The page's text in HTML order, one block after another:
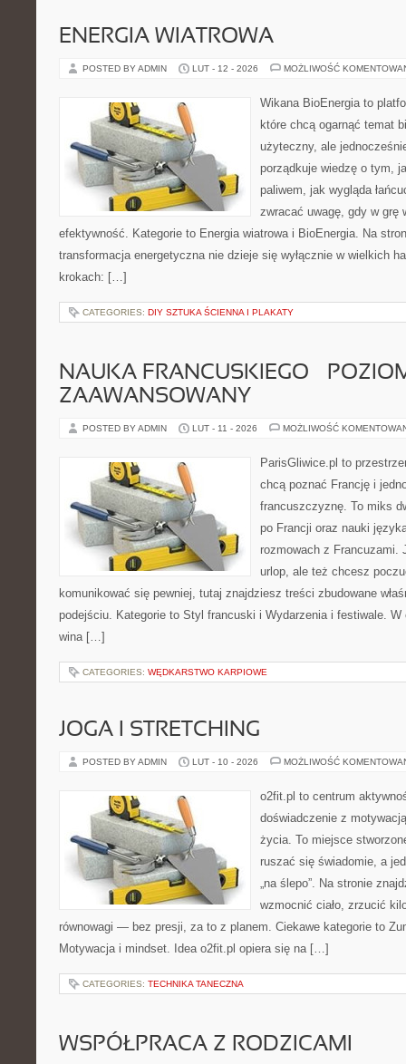
ENERGIA WIATROWA
POSTED BY ADMIN LUT - 12 - 2026 MOŻLIWOŚĆ
Wikana BioEnergia to
które chcą ogarnąć temat
użyteczny, ale
porządkuje wiedzę o tym,
paliwem, jak wygląda
zwracać uwagę, gdy w grę
efektywność. Kategorie to Energia wiatrowa i BioEnergia. Na
transformacja energetyczna nie dzieje się wyłącznie w wielkich
krokach: […]
CATEGORIES: DIY SZTUKA ŚCIENNA I PLAKATY
NAUKA FRANCUSKIEGO –
ZAAWANSOWANY
POSTED BY ADMIN LUT - 11 - 2026 MOŻLIWOŚĆ
ParisGliwice.pl to
chcą poznać Francję i
francuszczyznę. To miks
po Francji oraz nauki
rozmowach z Francuzami.
urlop, ale też chcesz
komunikować się pewniej, tutaj znajdziesz treści zbudowane
podejściu. Kategorie to Styl francuski i Wydarzenia i festiwale.
wina […]
CATEGORIES: WĘDKARSTWO KARPIOWE
JOGA I STRETCHING
POSTED BY ADMIN LUT - 10 - 2026 MOŻLIWOŚĆ
o2fit.pl to centrum
doświadczenie z
życia. To miejsce
ruszać się świadomie, a
„na ślepo”. Na stronie
wzmocnić ciało, zrzucić
równowagi — bez presji, za to z planem. Ciekawe kategorie to
Motywacja i mindset. Idea o2fit.pl opiera się na […]
CATEGORIES: TECHNIKA TANECZNA
WSPÓŁPRACA Z RODZICAMI